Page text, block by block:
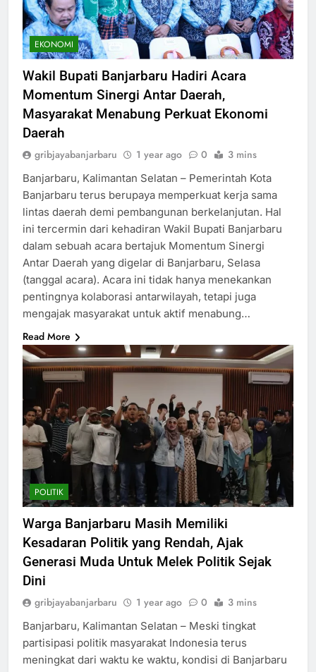
EKONOMI
Wakil Bupati Banjarbaru Hadiri Acara
Momentum Sinergi Antar Daerah,
Masyarakat Menabung Perkuat Ekonomi
Daerah
gribjayabanjarbaru 1 year ago 0 3 mins
Banjarbaru, Kalimantan Selatan – Pemerintah Kota
Banjarbaru terus berupaya memperkuat kerja sama
lintas daerah demi pembangunan berkelanjutan. Hal
ini tercermin dari kehadiran Wakil Bupati Banjarbaru
dalam sebuah acara bertajuk Momentum Sinergi
Antar Daerah yang digelar di Banjarbaru, Selasa
(tanggal acara). Acara ini tidak hanya menekankan
pentingnya kolaborasi antarwilayah, tetapi juga
mengajak masyarakat untuk aktif menabung…
Read More
POLITIK
Warga Banjarbaru Masih Memiliki
Kesadaran Politik yang Rendah, Ajak
Generasi Muda Untuk Melek Politik Sejak
Dini
gribjayabanjarbaru 1 year ago 0 3 mins
Banjarbaru, Kalimantan Selatan – Meski tingkat
partisipasi politik masyarakat Indonesia terus
meningkat dari waktu ke waktu, kondisi di Banjarbaru